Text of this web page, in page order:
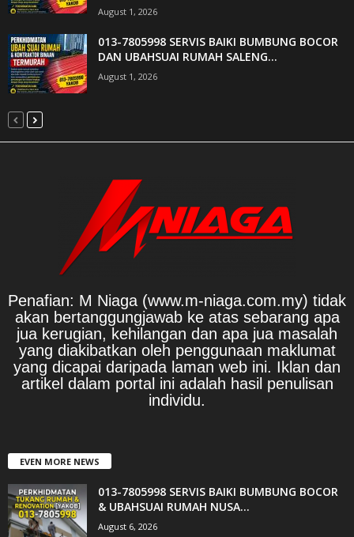
August 1, 2026
013-7805998 SERVIS BAIKI BUMBUNG BOCOR
DAN UBAHSUAI RUMAH SALENG...
August 1, 2026
Penafian: M Niaga (www.m-niaga.com.my) tidak
akan bertanggungjawab ke atas sebarang apa
jua kerugian, kehilangan dan apa jua masalah
yang diakibatkan oleh penggunaan maklumat
yang dicapai daripada laman web ini. Iklan dan
artikel dalam portal ini adalah hasil penulisan
individu.
EVEN MORE NEWS
013-7805998 SERVIS BAIKI BUMBUNG BOCOR
& UBAHSUAI RUMAH NUSA...
August 6, 2026